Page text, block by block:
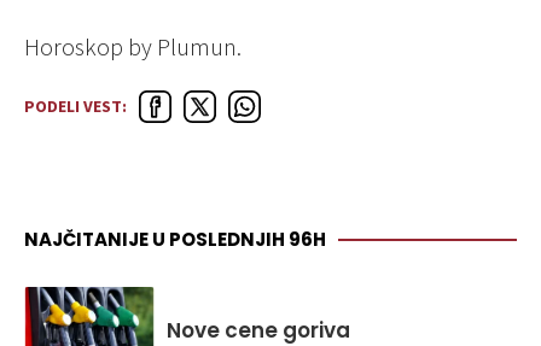
Horoskop by Plumun.
PODELI VEST:
NAJČITANIJE U POSLEDNJIH 96H
Nove cene goriva